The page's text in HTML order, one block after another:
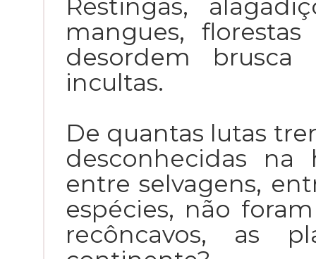
Restingas,
mangues,
desordem
incultas.
De quantas lutas
desconhecidas na
entre selvagens,
espécies, não
recôncavos, as